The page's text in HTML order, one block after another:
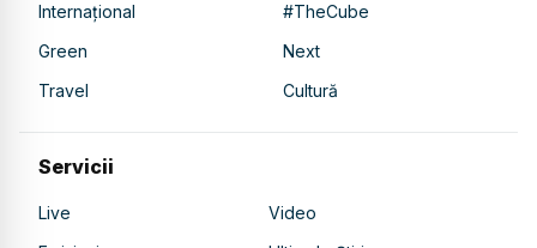
Internațional
#TheCube
Green
Next
Travel
Cultură
Servicii
Live
Video